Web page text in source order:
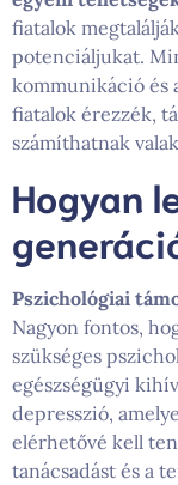
fiatalok
potenciáljukat.
kommunikáció és
fiatalok érezzék,
számíthatnak
Hogyan
Pszichológiai
Nagyon fontos,
szükséges
egészségügyi
depresszió,
elérhetővé kell
tanácsadást és a